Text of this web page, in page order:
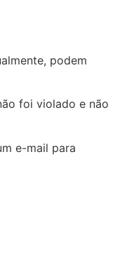
podem
foi violado e não
e-mail para